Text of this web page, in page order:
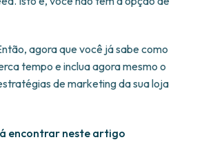
agora que você já sabe como
tempo e inclua agora mesmo o
de marketing da sua loja
encontrar neste artigo